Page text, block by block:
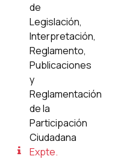
de
Legislación,
Interpretación,
Reglamento,
Publicaciones
y
Reglamentación
de la
Participación
Ciudadana
Expte.